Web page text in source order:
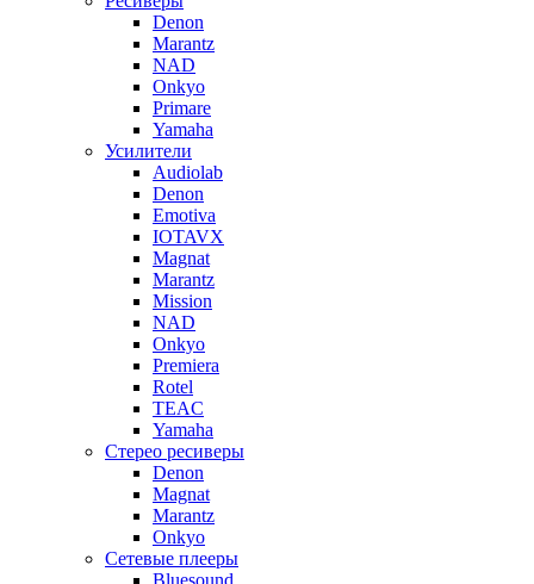
Denon
Marantz
NAD
Onkyo
Primare
Yamaha
Усилители
Audiolab
Denon
Emotiva
IOTAVX
Magnat
Marantz
Mission
NAD
Onkyo
Premiera
Rotel
TEAC
Yamaha
Стерео ресиверы
Denon
Magnat
Marantz
Onkyo
Сетевые плееры
Bluesound